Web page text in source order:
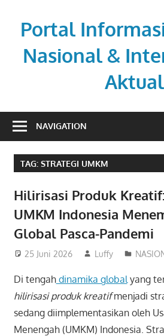
contentPortal
Nasional &
Aktual
berita
untuk
pembaca
NAVIGATION
TAG: STRATEGI UMKM
Hilirisasi Produk
UMKM Indonesia
Global Pasca-Pandemi
25 Juni 2026 Luffy
Di tengahdinamika global yang
hilirisasi produk kreatifmenjadi
sedang diimplementasikan oleh
Menengah (UMKM) Indonesia.